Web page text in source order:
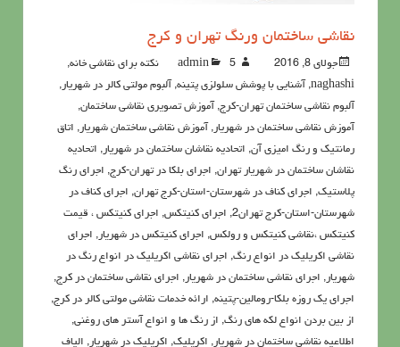
نقاشي ساختمان ورنگ تهران و کرج
جولای 8, 2016 admin 5نکته برای نقاشی خانه
,
naghashi
, آشنايي با پوشش سلولزي پتينه, آلبوم مولتی کالر در شهریار,
آلبوم نقاشی ساختمان تهران-کرج, آموزش تصویری نقاشی ساختمان,
آموزش نقاشی ساختمان در شهریار, آموزش نقاشی ساختمان شهریار, اتاق
رمانتیک و رنگ امیزی آن, اتحادیه نقاشان ساختمان در شهریار, اتحادیه
نقاشان ساختمان در شهریار تهران, اجرای بلکا در تهران-کرج, اجرای رنگ
پلاستیک, اجرای کناف در شهرستان-استان-کرج تهران, اجرای کناف در
شهرستان-استان-کرج تهران2 , اجرای کنیتکس, اجرای کنیتکس ، قیمت
کنیتکس ،نقاشي كنيتكس و رولكس, اجرای کنیتکس در شهریار, اجرای
نقاشی اکریلیک در انواع رنگ, اجرای نقاشی اکریلیک در انواع رنگ در
شهریار, اجرای نقاشی ساختمان در شهریار, اجرای نقاشی ساختمان در کرج,
اجرای یک روزه بلکا-رومالین-پتینه, ارائه خدمات نقاشی مولتی کالر در کرج,
از بین بردن انواع لکه های رنگ, از رنگ ها و انواع آستر های روغنی,
اطلاعيه نقاشی ساختمان در شهریار, اکريليک, اکريليک در شهریار, الیاف